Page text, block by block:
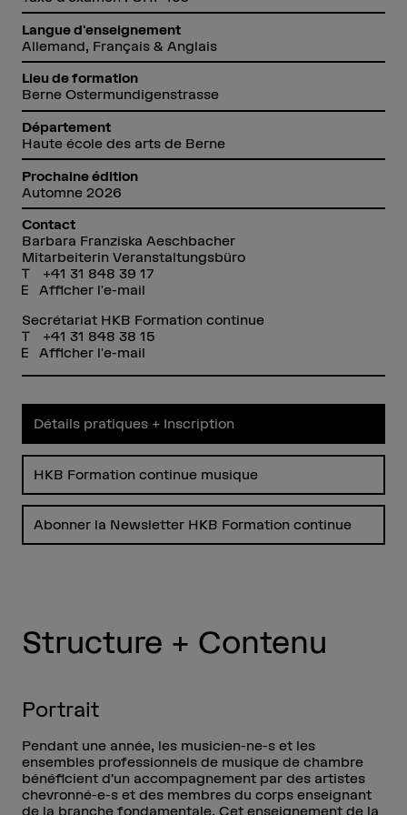
Langue d'enseignement
Allemand, Français & Anglais
Lieu de formation
Berne Ostermundigenstrasse
Département
Haute école des arts de Berne
Prochaine édition
Automne 2026
Contact
Barbara Franziska Aeschbacher
Mitarbeiterin Veranstaltungsbüro
+41 31 848 39 17
Afficher l'e-mail
Secrétariat HKB Formation continue
+41 31 848 38 15
Afficher l'e-mail
Détails pratiques + Inscription
HKB Formation continue musique
Abonner la Newsletter HKB Formation continue
Structure + Contenu
Portrait
Pendant une année, les musicien-ne-s et les
ensembles professionnels de musique de chambre
bénéficient d’un accompagnement par des artistes
chevronné-e-s et des membres du corps enseignant
de la branche fondamentale. Cet enseignement de la